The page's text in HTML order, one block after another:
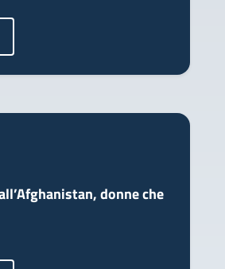
ed Egitto stanno costruendo il futuro
donne che